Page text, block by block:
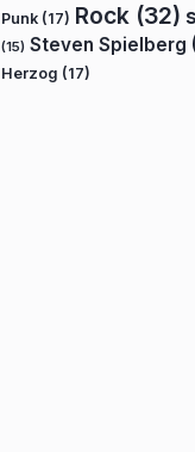
Punk (17) Rock (32)
(15) Steven Spielberg
Herzog (17)